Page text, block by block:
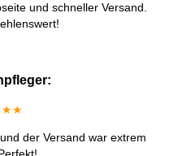
und schneller Versand.
der Versand war extrem